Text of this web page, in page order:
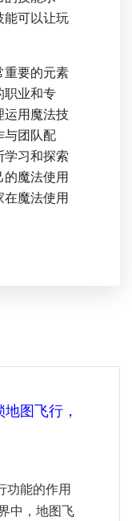
能可以让玩
重要的元素
职业和专
运用魔法技
与团队配
学习和探索
的魔法使用
在魔法使用
图飞行，
功能的作用
中，地图飞